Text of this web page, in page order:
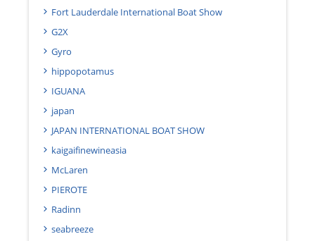
Fort Lauderdale International Boat Show
G2X
Gyro
hippopotamus
IGUANA
japan
JAPAN INTERNATIONAL BOAT SHOW
kaigaifinewineasia
McLaren
PIEROTE
Radinn
seabreeze